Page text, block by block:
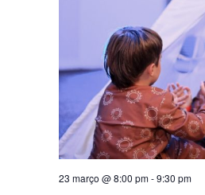
23 março @ 8:00 pm-9:30 pm